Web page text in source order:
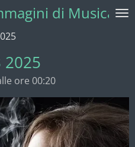
di Musica
2025
ore 00:20